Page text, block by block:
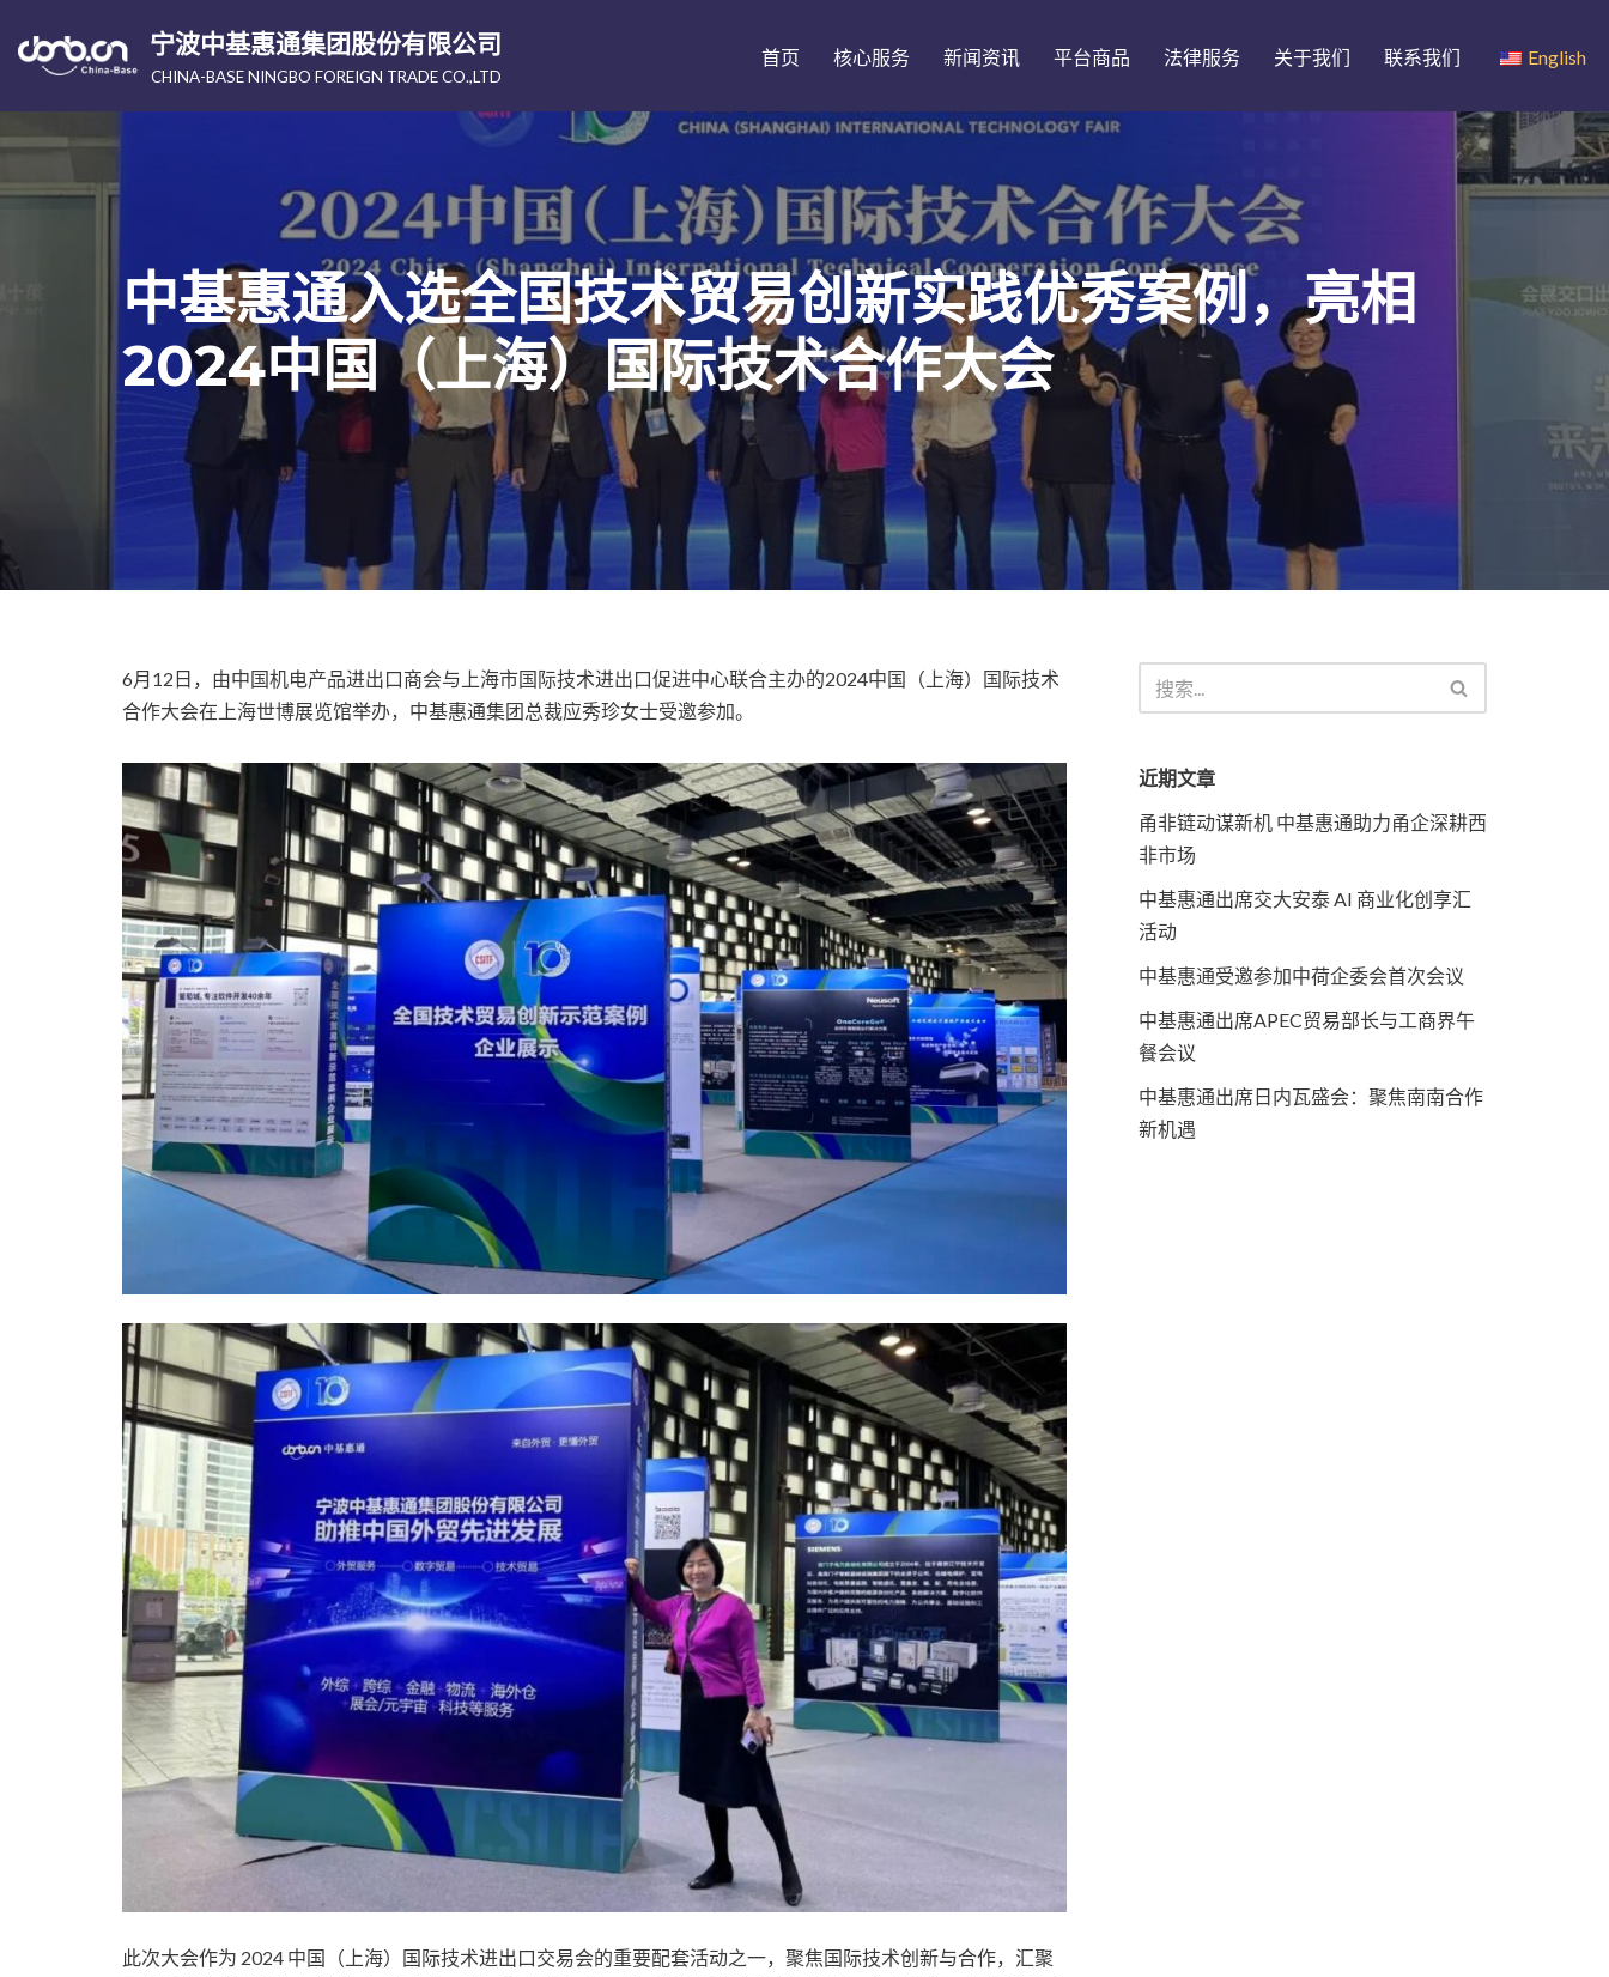
跳
宁波中基惠通集团股份有限公司
CHINA-BASE NINGBO FOREIGN TRADE CO.,LTD
首页 核心服务 新闻资讯 平台商品 法律服务 关于我们 联系我们 English
中基惠通入选全国技术贸易创新实践优秀案例，亮相
2024中国（上海）国际技术合作大会
6月12日，由中国机电产品进出口商会与上海市国际技术进出口促进中心联合主办的2024中国（上海）国际技术
合作大会在上海世博展览馆举办，中基惠通集团总裁应秀珍女士受邀参加。
此次大会作为 2024 中国（上海）国际技术进出口交易会的重要配套活动之一，聚焦国际技术创新与合作，汇聚
近期文章
甬非链动谋新机 中基惠通助力甬企深耕西
非市场
中基惠通出席交大安泰 AI 商业化创享汇
活动
中基惠通受邀参加中荷企委会首次会议
中基惠通出席APEC贸易部长与工商界午
餐会议
中基惠通出席日内瓦盛会：聚焦南南合作
新机遇